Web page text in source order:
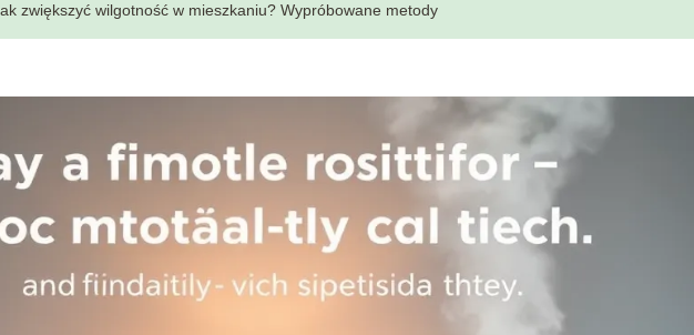
zwiększyć wilgotność w mieszkaniu? Wypróbowane metody